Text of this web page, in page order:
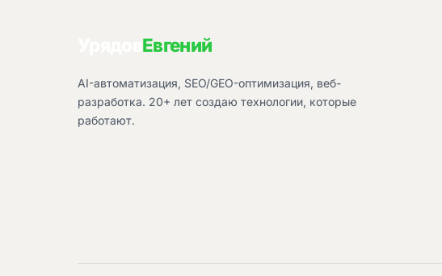
Евгений
AI-автоматизация, SEO/GEO-оптимизация, веб-
разработка. 20+ лет создаю технологии, которые
работают.